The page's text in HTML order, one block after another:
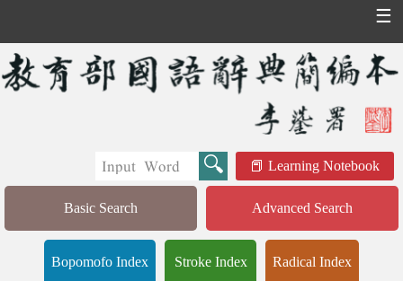
☰
Learning Notebook
Basic Search Advanced Search
Bopomofo Index Stroke Index Radical Index